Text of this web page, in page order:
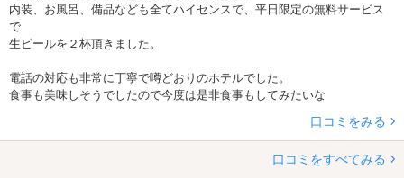
内装、お風呂、備品なども全てハイセンスで、平日限定の無料サービス
で
生ビールを２杯頂きました。
電話の対応も非常に丁寧で噂どおりのホテルでした。
食事も美味しそうでしたので今度は是非食事もしてみたいな
口コミをみる
口コミをすべてみる